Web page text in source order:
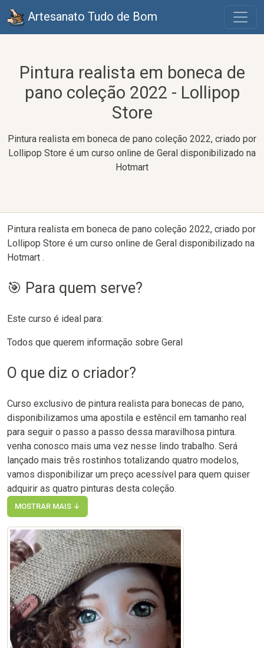
Artesanato Tudo de Bom
Pintura realista em boneca de
pano coleção 2022 - Lollipop
Store
Pintura realista em boneca de pano coleção 2022, criado por
Lollipop Store é um curso online de Geral disponibilizado na
Hotmart
Pintura realista em boneca de pano coleção 2022, criado por
Lollipop Store é um curso online de Geral disponibilizado na
Hotmart .
🎯 Para quem serve?
Este curso é ideal para:
Todos que querem informação sobre Geral
O que diz o criador?
Curso exclusivo de pintura realista para bonecas de pano,
disponibilizamos uma apostila e estêncil em tamanho real
para seguir o passo a passo dessa maravilhosa pintura.
venha conosco mais uma vez nesse lindo trabalho. Será
lançado mais três rostinhos totalizando quatro modelos,
vamos disponibilizar um preço acessível para quem quiser
adquirir as quatro pinturas desta coleção.
MOSTRAR MAIS ↓